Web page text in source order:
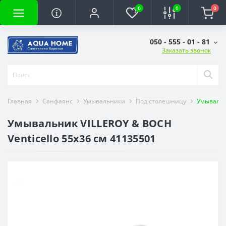
0 0 0
050 - 555 - 01 - 81
Заказать звонок
Главная Санфаянс Умывальники Под столешницу
Умывальник VILLEROY & BOCH
Venticello 55х36 см 41135501